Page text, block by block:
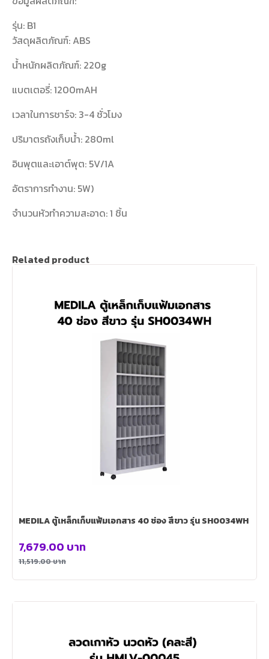
รุ่น: B1
วัสดุผลิตภัณฑ์: ABS
น้ำหนักผลิตภัณฑ์: 220g
แบตเตอรี่: 1200mAH
เวลาในการชาร์จ: 3-4 ชั่วโมง
ปริมาตรถังเก็บน้ำ: 280ml
อินพุตและเอาต์พุต: 5V/1A
อัตราการทำงาน: 5W)
จำนวนหัวทำความสะอาด: 1 ชิ้น
Related product
MEDILA ตู้เหล็กเก็บแฟ้มเอกสาร 40 ช่อง สีขาว รุ่น SH0034WH
11,519.00บาท
7,679.00 บาท